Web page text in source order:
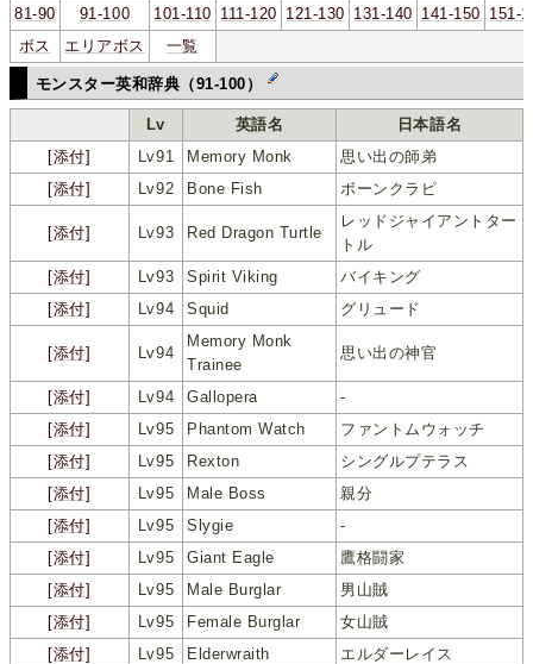
81-90
91-100 101-110 111-120 121-130 131-140 141-150 151-
ボス
エリアボス 一覧
モンスター英和辞典（91-100）
Lv 英語名
日本語名
[添付]
Lv91 Memory Monk
思い出の師弟
[添付]
Lv92 Bone Fish ボーンクラピ
[添付] Lv93 Red Dragon Turtle
レッドジャイアントター
トル
[添付]
Lv93 Spirit Viking
バイキング
[添付]
Lv94 Squid グリュード
[添付] Lv94
Memory Monk
Trainee
思い出の神官
[添付] Lv94 Gallopera
-
[添付]
Lv95 Phantom Watch
ファントムウォッチ
[添付]
Lv95 Rexton
シングルプテラス
[添付]
Lv95 Male Boss
親分
[添付]
Lv95 Slygie
-
[添付]
Lv95 Giant Eagle
鷹格闘家
[添付]
Lv95 Male Burglar
男山賊
[添付]
Lv95 Female Burglar
女山賊
[添付]
Lv95 Elderwraith
エルダーレイス